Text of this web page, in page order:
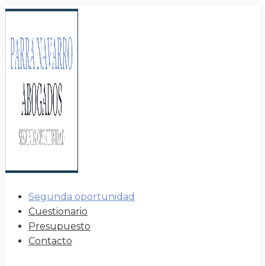
Segunda oportunidad
Cuestionario
Presupuesto
Contacto